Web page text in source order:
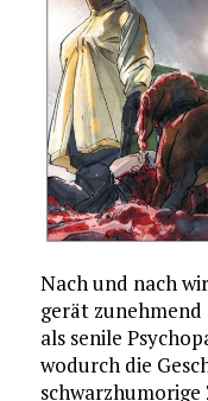
Nach und nach
gerät
als senile
wodurch die